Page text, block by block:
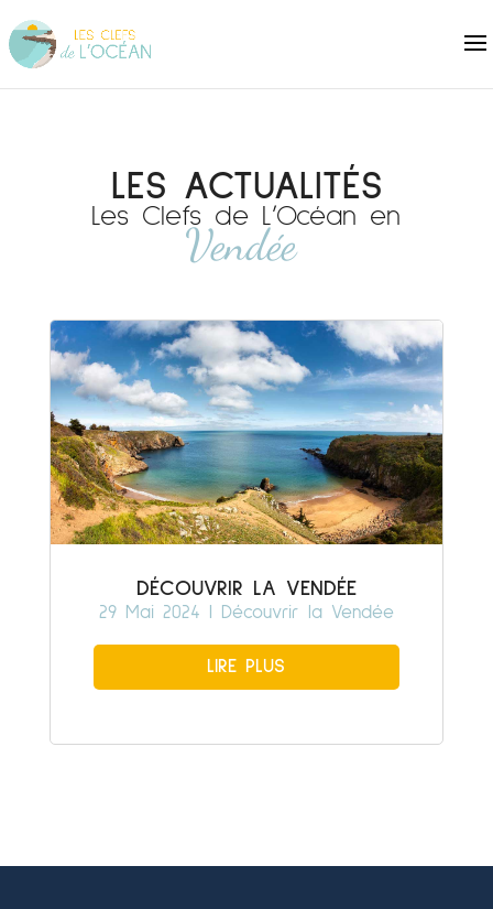
LES ACTUALITÉS
Les Clefs de L’Océan en
Vendée
DÉCOUVRIR LA VENDÉE
29 Mai 2024 Découvrir la Vendée
LIRE PLUS